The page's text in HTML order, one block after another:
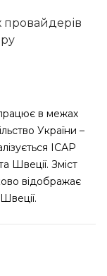
провайдерів
в межах
України –
ІСАР
Швеції. Зміст
відображає